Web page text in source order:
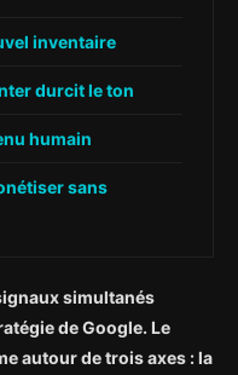
inventaire
durcit le ton
humain
sans
simultanés
de Google. Le
autour de trois axes : la